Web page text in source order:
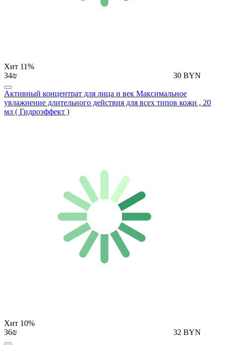
Хит 11%
34₪
30 BYN
Активный концентрат для лица и век Максимальное
увлажнение длительного действия для всех типов кожи , 20
мл ( Гидроэффект )
Хит 10%
36₪
32 BYN